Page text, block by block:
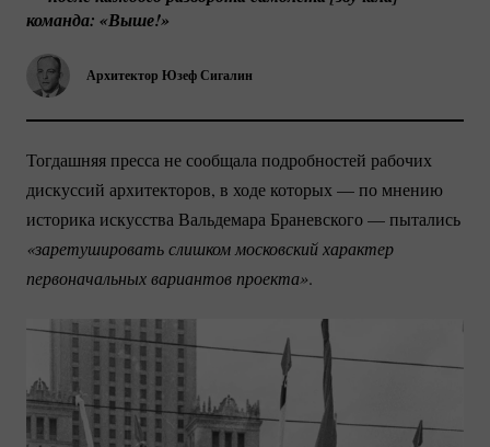
Архитектор Юзеф Сигалин
команда: «Выше!»
Тогдашняя пресса не сообщала подробностей рабочих
дискуссий архитекторов, в ходе которых — по мнению
историка искусства Вальдемара Браневского — пытались
«заретушировать слишком московский характер
первоначальных вариантов проекта».